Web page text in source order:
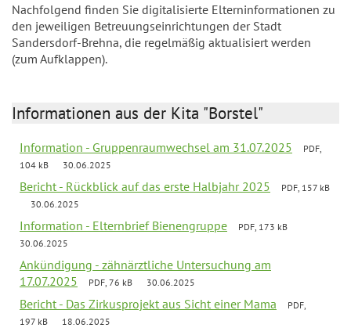
Nachfolgend finden Sie digitalisierte Elterninformationen zu
den jeweiligen Betreuungseinrichtungen der Stadt
Sandersdorf-Brehna, die regelmäßig aktualisiert werden
(zum Aufklappen).
Informationen aus der Kita "Borstel"
Information - Gruppenraumwechsel am 31.07.2025
PDF,
104 kB
30.06.2025
Bericht - Rückblick auf das erste Halbjahr 2025
PDF, 157 kB
30.06.2025
Information - Elternbrief Bienengruppe
PDF, 173 kB
30.06.2025
Ankündigung - zähnärztliche Untersuchung am
17.07.2025
PDF, 76 kB 30.06.2025
Bericht - Das Zirkusprojekt aus Sicht einer Mama
PDF,
197 kB
18.06.2025